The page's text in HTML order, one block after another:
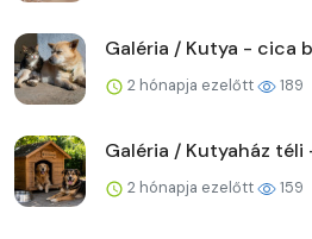
Galéria / Kutya - cica
2 hónapja ezelőtt 189
Galéria / Kutyaház téli
2 hónapja ezelőtt 159